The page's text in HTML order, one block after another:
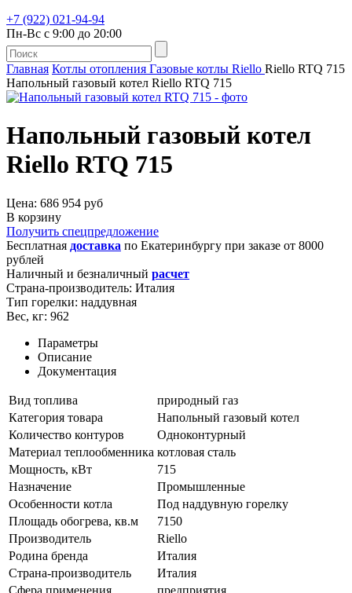
+7 (922) 021-94-94
Пн-Вс с 9:00 до 20:00
Главная Котлы отопления Газовые котлы Riello Riello RTQ 715
Напольный газовый котел Riello RTQ 715
Напольный газовый котел
Riello RTQ 715
Цена: 686 954 руб
В корзину
Получить спецпредложение
Бесплатная доставка по Екатеринбургу при заказе от 8000
рублей
Наличный и безналичный расчет
Страна-производитель: Италия
Тип горелки: наддувная
Вес, кг: 962
Параметры
Описание
Документация
Вид топлива
природный газ
Категория товара
Напольный газовый котел
Количество контуров
Одноконтурный
Материал теплообменника котловая сталь
Мощность, кВт
715
Назначение
Промышленные
Особенности котла
Под наддувную горелку
Площадь обогрева, кв.м
7150
Производитель
Riello
Родина бренда
Италия
Страна-производитель
Италия
Сфера применения
предприятия